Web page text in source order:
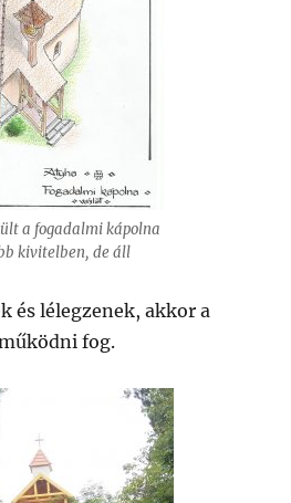
a fogadalmi kápolna
kivitelben, de áll
és lélegzenek, akkor a
fog.